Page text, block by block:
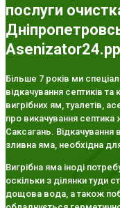
послуги
Більше 7 років ми
відкачування септиків
вигрібних ям, туалетів,
про викачування септика
Саксагань.
зливна яма, необхідна для
Вигрібна яма іноді
оскільки з ділянки туди
дощова вода, а також